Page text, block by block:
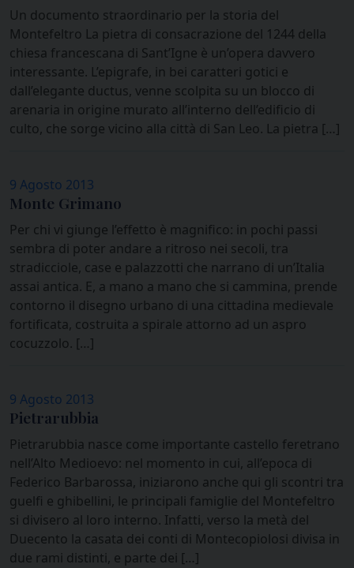
Un documento straordinario per la storia del
Montefeltro La pietra di consacrazione del 1244 della
chiesa francescana di Sant’Igne è un’opera davvero
interessante. L’epigrafe, in bei caratteri gotici e
dall’elegante ductus, venne scolpita su un blocco di
arenaria in origine murato all’interno dell’edificio di
culto, che sorge vicino alla città di San Leo. La pietra […]
9 Agosto 2013
Monte Grimano
Per chi vi giunge l’effetto è magnifico: in pochi passi
sembra di poter andare a ritroso nei secoli, tra
stradicciole, case e palazzotti che narrano di un’Italia
assai antica. E, a mano a mano che si cammina, prende
contorno il disegno urbano di una cittadina medievale
fortificata, costruita a spirale attorno ad un aspro
cocuzzolo. […]
9 Agosto 2013
Pietrarubbia
Pietrarubbia nasce come importante castello feretrano
nell’Alto Medioevo: nel momento in cui, all’epoca di
Federico Barbarossa, iniziarono anche qui gli scontri tra
guelfi e ghibellini, le principali famiglie del Montefeltro
si divisero al loro interno. Infatti, verso la metà del
Duecento la casata dei conti di Montecopiolosi divisa in
due rami distinti, e parte dei […]